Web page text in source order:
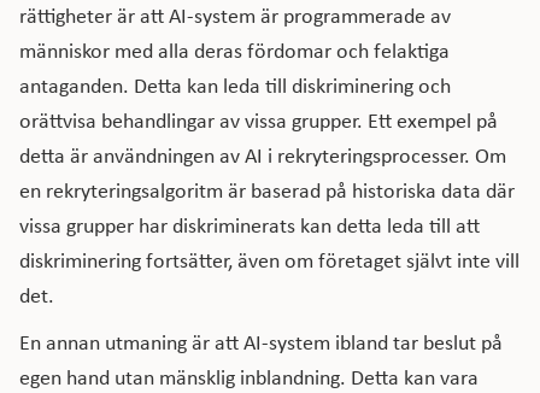
rättigheter är att AI-system är programmerade av
människor med alla deras fördomar och felaktiga
antaganden. Detta kan leda till diskriminering och
orättvisa behandlingar av vissa grupper. Ett exempel på
detta är användningen av AI i rekryteringsprocesser. Om
en rekryteringsalgoritm är baserad på historiska data där
vissa grupper har diskriminerats kan detta leda till att
diskriminering fortsätter, även om företaget självt inte vill
det.
En annan utmaning är att AI-system ibland tar beslut på
egen hand utan mänsklig inblandning. Detta kan vara